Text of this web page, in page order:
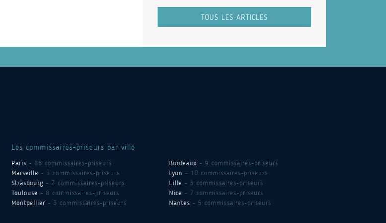
TOUS LES ARTICLES
Les commissaires-priseurs par ville
Paris - 86 commissaires-priseurs Bordeaux - 9 commissaires-priseurs
Marseille - 3 commissaires-priseurs Lyon - 10 commissaires-priseurs
Strasbourg - 2 commissaires-priseurs Lille - 3 commissaires-priseurs
Toulouse - 8 commissaires-priseurs Nice - 7 commissaires-priseurs
Montpellier - 3 commissaires-priseurs Nantes - 5 commissaires-priseurs